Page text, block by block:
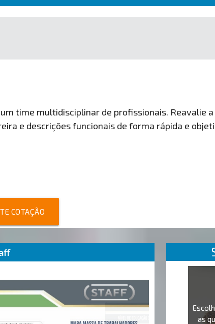
time multidisciplinar de profissionais. Reavalie
e descrições funcionais de forma rápida e
COTAÇÃO
as